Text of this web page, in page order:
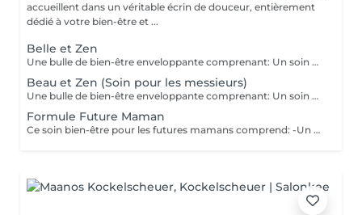
accueillent dans un véritable écrin de douceur, entièrement
dédié à votre bien-être et ...
Belle et Zen
Une bulle de bien-être enveloppante comprenant: Un soin du visage nettoyant et hydratant d'une durée de 60 minutes. (Démaquillage, gommage, extraction des comédons, massage visage, masque et crème de soin) Une manucure ( Limage, la pousse et coupe des cuticules, gommage et massage avec crème de soin. Base transparente comprise si souhaitée) Un massage relaxant des pieds ou des mains d'une durée de 20 minutes
Beau et Zen (Soin pour les messieurs)
Une bulle de bien-être enveloppante comprenant: Un soin visage éclat d'une durée de 50 minutes adapté à votre type de peau (Nettoyage, gommage, extraction des comédons, massage visage, masque et crème de soin) Un massage relaxant du dos d'une durée de 20 minutes. Une manucure ( Limage, la pousse et coupe des cuticules, gommage et massage avec crème de soin)
Formule Future Maman
Ce soin bien-être pour les futures mamans comprend: -Un soin Visage Hydratant 60 minutes. -Une beauté des pieds -Un massage pré-natal 50 minutes -Un soin drainant des jambes 20 minutes Un petite bulle de bien-être à s'offrir ou se faire offrir. Possibilité de faire les soins le même jour, ou sur plusieurs jours.